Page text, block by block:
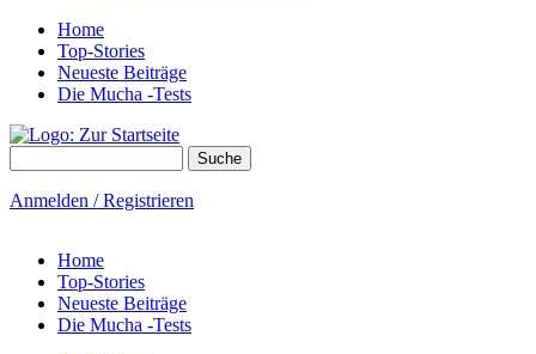
Home
Top-Stories
Neueste Beiträge
Die Mucha -Tests
Anmelden / Registrieren
Home
Top-Stories
Neueste Beiträge
Die Mucha -Tests